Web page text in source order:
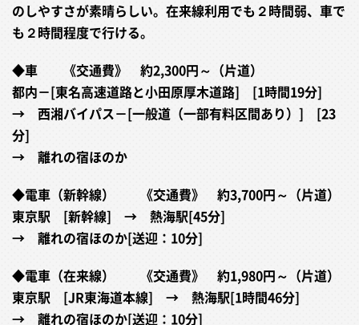
のしやすさが素晴らしい。在来線利用でも２時間弱、車で
も２時間程度で行ける。
◆車 《交通費》 約2,300円～（片道）
都内－[東名高速道路と小田原厚木道路] [1時間19分]
→ 西湘バイパス－[一般道（一部有料区間あり）] [23
分]
→ 離れの宿ほのか
◆電車（新幹線） 《交通費》 約3,700円～（片道）
東京駅 [新幹線] → 熱海駅[45分]
→ 離れの宿ほのか[送迎：10分]
◆電車（在来線） 《交通費》 約1,980円～（片道）
東京駅 [JR東海道本線] → 熱海駅[1時間46分]
→ 離れの宿ほのか[送迎：10分]